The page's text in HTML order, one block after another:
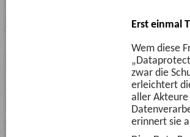
Erst einmal
Wem diese
zwar die
erleichtert
aller
erinnert sie